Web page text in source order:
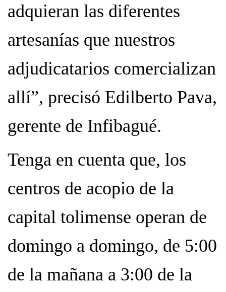
adquieran las diferentes
artesanías que nuestros
adjudicatarios comercializan
allí”, precisó Edilberto Pava,
gerente de Infibagué.
Tenga en cuenta que, los
centros de acopio de la
capital tolimense operan de
domingo a domingo, de 5:00
de la mañana a 3:00 de la